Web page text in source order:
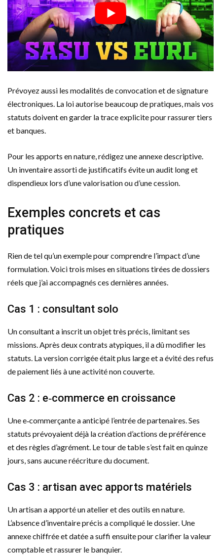
Prévoyez aussi les modalités de convocation et de signature
électroniques. La loi autorise beaucoup de pratiques, mais vos
statuts doivent en garder la trace explicite pour rassurer tiers
et banques.
Pour les apports en nature, rédigez une annexe descriptive.
Un inventaire assorti de justificatifs évite un audit long et
dispendieux lors d’une valorisation ou d’une cession.
Exemples concrets et cas
pratiques
Rien de tel qu’un exemple pour comprendre l’impact d’une
formulation. Voici trois mises en situations tirées de dossiers
réels que j’ai accompagnés ces dernières années.
Cas 1 : consultant solo
Un consultant a inscrit un objet très précis, limitant ses
missions. Après deux contrats atypiques, il a dû modifier les
statuts. La version corrigée était plus large et a évité des refus
de paiement liés à une activité non couverte.
Cas 2 : e‑commerce en croissance
Une e‑commerçante a anticipé l’entrée de partenaires. Ses
statuts prévoyaient déjà la création d’actions de préférence
et des règles d’agrément. Le tour de table s’est fait en quinze
jours, sans aucune réécriture du document.
Cas 3 : artisan avec apports matériels
Un artisan a apporté un atelier et des outils en nature.
L’absence d’inventaire précis a compliqué le dossier. Une
annexe chiffrée et datée a suffi ensuite pour clarifier la valeur
comptable et rassurer le banquier.